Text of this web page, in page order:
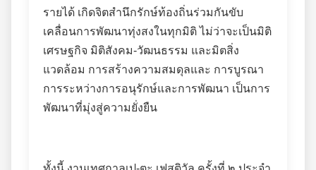
รายได้ เกิดจิตสำนึกรักษ์ท้องถิ่นร่วมกันขับ
เคลื่อนการพัฒนาทุ่งสงในทุกมิติ ไม่ว่าจะเป็นมิติ
เศรษฐกิจ มิติสังคม-วัฒนธรรม และมิตสิ่ง
แวดล้อม การสร้างความสมดุลและ การบูรณา
การระหว่างการอนุรักษ์และการพัฒนา เป็นการ
พัฒนาที่มุ่งสู่ความยั่งยืน